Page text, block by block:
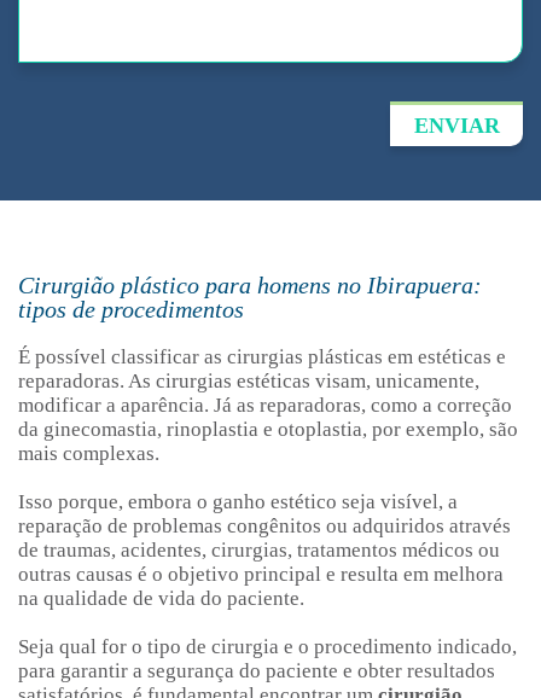
ENVIAR
Cirurgião plástico para homens no Ibirapuera:
tipos de procedimentos
É possível classificar as cirurgias plásticas em estéticas e
reparadoras. As cirurgias estéticas visam, unicamente,
modificar a aparência. Já as reparadoras, como a correção
da ginecomastia, rinoplastia e otoplastia, por exemplo, são
mais complexas.
Isso porque, embora o ganho estético seja visível, a
reparação de problemas congênitos ou adquiridos através
de traumas, acidentes, cirurgias, tratamentos médicos ou
outras causas é o objetivo principal e resulta em melhora
na qualidade de vida do paciente.
Seja qual for o tipo de cirurgia e o procedimento indicado,
para garantir a segurança do paciente e obter resultados